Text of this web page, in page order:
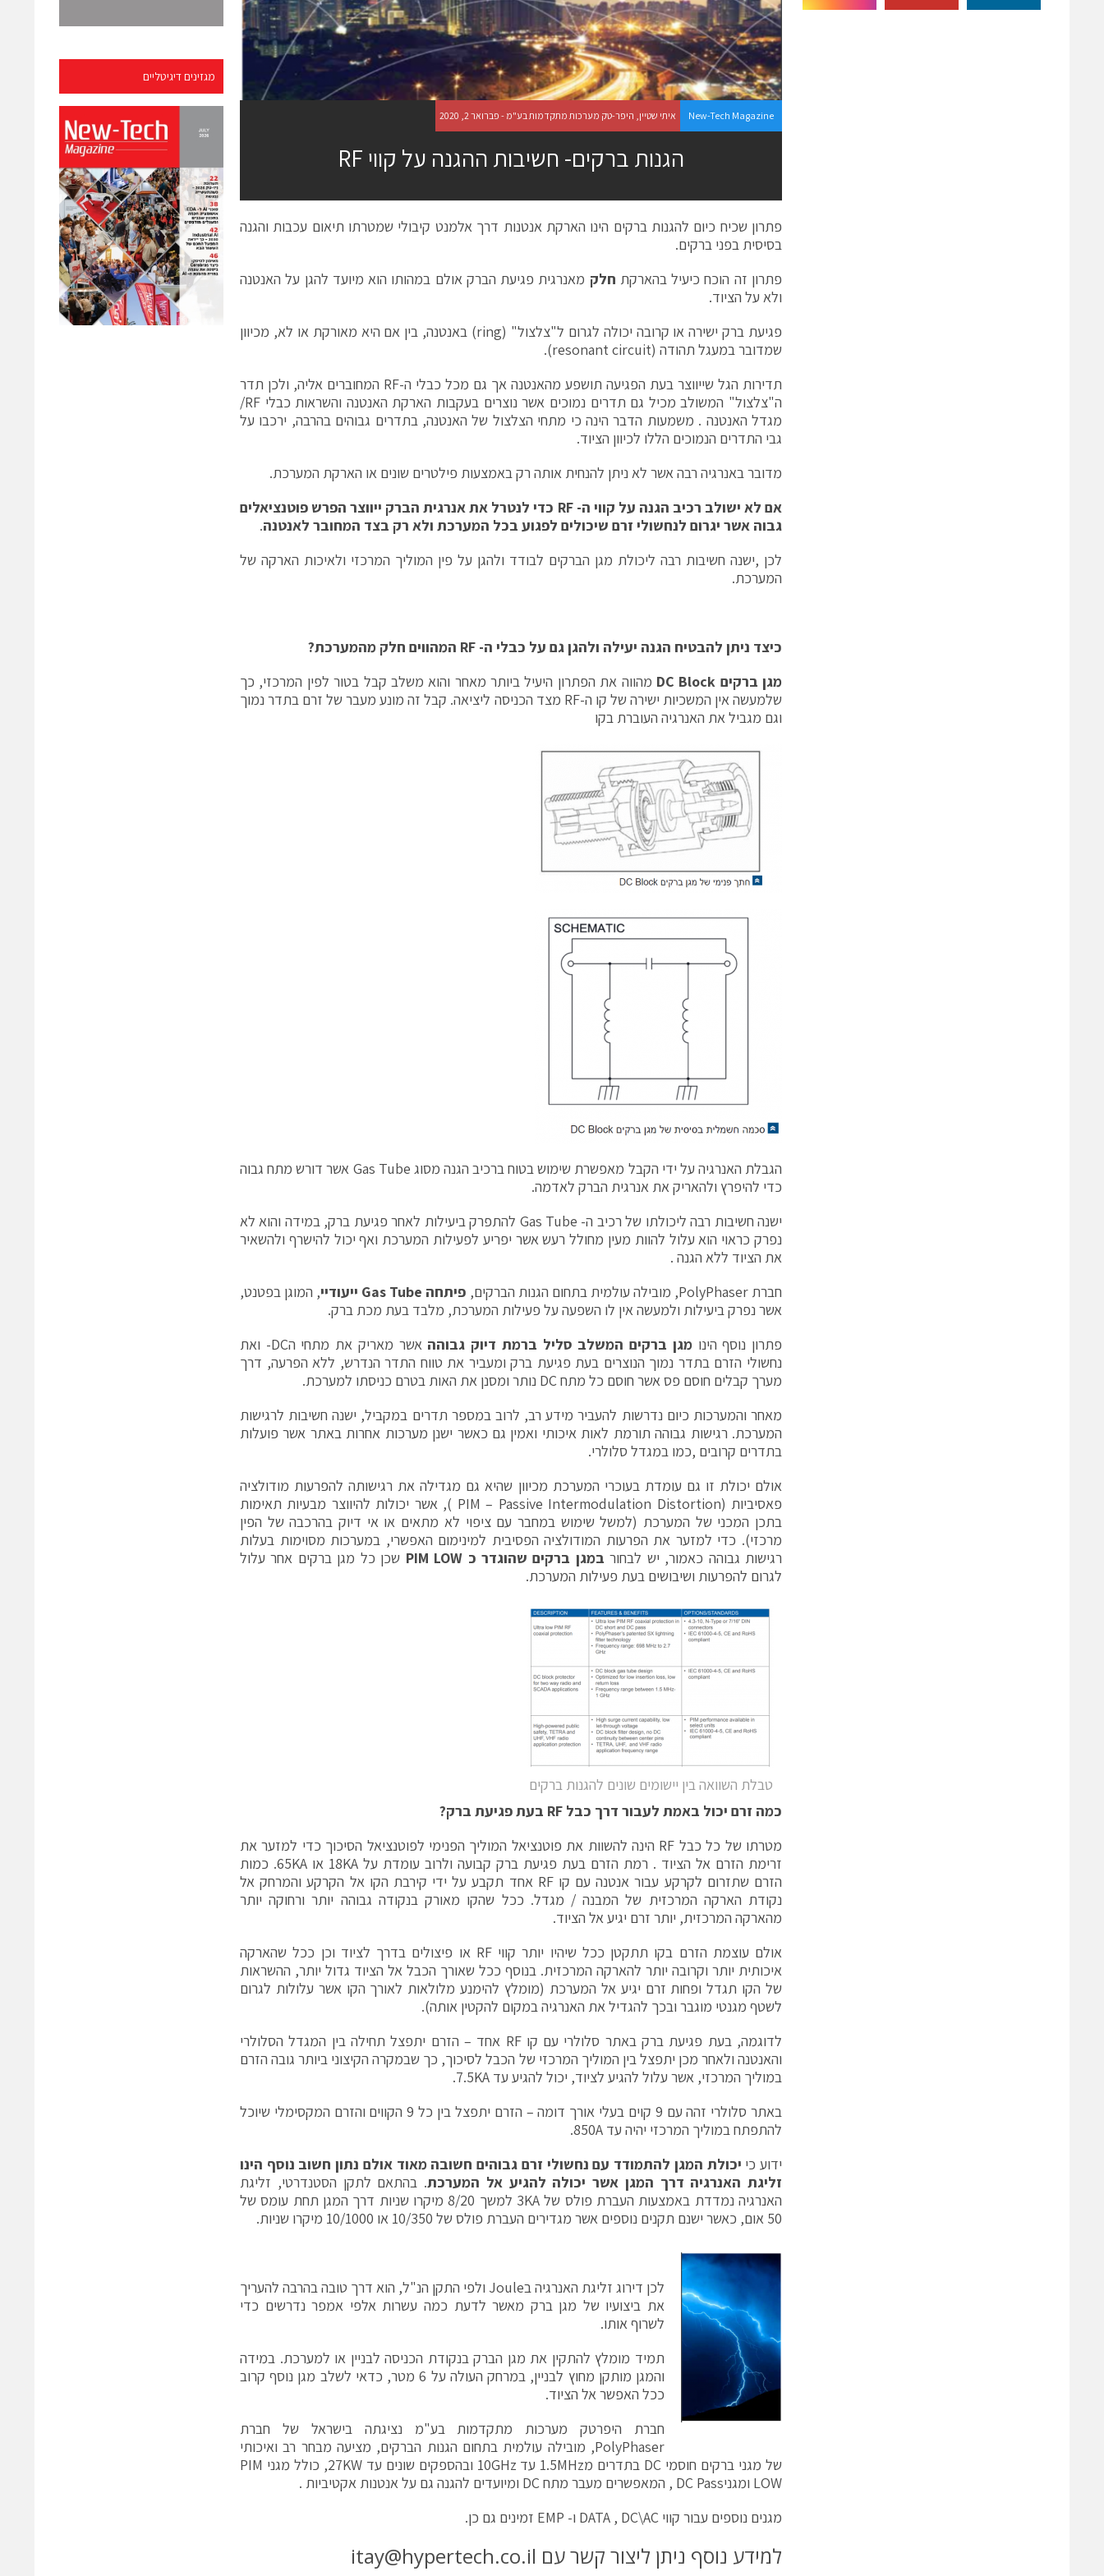
מגזינים דיגיטליים
New-Tech Magazine איתי שטיין, היפר-טק מערכות מתקדמות בע"מ - פברואר 2, 2020
הגנות ברקים- חשיבות ההגנה על קווי RF
פתרון שכיח כיום להגנות ברקים הינו הארקת אנטנות דרך אלמנט קיבולי שמטרתו תיאום עכבות והגנה
בסיסית בפני ברקים.
פתרון זה הוכח כיעיל בהארקת חלק מאנרגית פגיעת הברק אולם במהותו הוא מיועד להגן על האנטנה
ולא על הציוד.
פגיעת ברק ישירה או קרובה יכולה לגרום ל"צלצול" (ring) באנטנה, בין אם היא מאורקת או לא, מכיוון
שמדובר במעגל תהודה (resonant circuit).
תדירות הגל שייווצר בעת הפגיעה תושפע מהאנטנה אך גם מכל כבלי ה-RF המחוברים אליה, ולכן תדר
ה"צלצול" המשולב מכיל גם תדרים נמוכים אשר נוצרים בעקבות הארקת האנטנה והשראות כבלי RF/
מגדל האנטנה . משמעות הדבר הינה כי מתחי הצלצול של האנטנה, בתדרים גבוהים בהרבה, ירכבו על
גבי התדרים הנמוכים הללו לכיוון הציוד.
מדובר באנרגיה רבה אשר לא ניתן להנחית אותה רק באמצעות פילטרים שונים או הארקת המערכת.
אם לא ישולב רכיב הגנה על קווי ה-RF כדי לנטרל את אנרגית הברק ייווצר הפרש פוטנציאלים
גבוה אשר יגרום לנחשולי זרם שיכולים לפגוע בכל המערכת ולא רק בצד המחובר לאנטנה.
לכן ,ישנה חשיבות רבה ליכולת מגן הברקים לבודד ולהגן על פין המוליך המרכזי ולאיכות הארקה של
המערכת.
כיצד ניתן להבטיח הגנה יעילה ולהגן גם על כבלי ה- RF המהווים חלק מהמערכת?
מגן ברקים DC Block מהווה את הפתרון היעיל ביותר מאחר והוא משלב קבל בטור לפין המרכזי, כך
שלמעשה אין המשכיות ישירה של קו ה-RF מצד הכניסה ליציאה. קבל זה מונע מעבר של זרם בתדר נמוך
וגם מגביל את האנרגיה העוברת בקו
הגבלת האנרגיה על ידי הקבל מאפשרת שימוש בטוח ברכיב הגנה מסוג Gas Tube אשר דורש מתח גבוה
כדי להיפרץ ולהאריק את אנרגית הברק לאדמה.
ישנה חשיבות רבה ליכולתו של רכיב ה- Gas Tube להתפרק ביעילות לאחר פגיעת ברק, במידה והוא לא
נפרק כראוי הוא עלול להוות מעין מחולל רעש אשר יפריע לפעילות המערכת ואף יכול להישרף ולהשאיר
את הציוד ללא הגנה .
חברת PolyPhaser, מובילה עולמית בתחום הגנות הברקים,
פיתחה Gas Tube ייעודיי, המוגן בפטנט,
אשר נפרק ביעילות ולמעשה אין לו השפעה על פעילות המערכת, מלבד בעת מכת ברק.
פתרון נוסף הינומגן ברקים המשלב סליל ברמת דיוק גבוהה
אשר מאריק את מתחי הDC- ואת
נחשולי הזרם בתדר נמוך הנוצרים בעת פגיעת ברק ומעביר את טווח התדר הנדרש, ללא הפרעה, דרך
מערך קבלים חוסם פס אשר חוסם כל מתח DC נותר ומסנן את האות בטרם כניסתו למערכת.
מאחר והמערכות כיום נדרשות להעביר מידע רב, לרוב במספר תדרים במקביל, ישנה חשיבות לרגישות
המערכת. רגישות גבוהה תורמת לאות איכותי ואמין גם כאשר ישנן מערכות אחרות באתר אשר פועלות
בתדרים קרובים ,כמו במגדל סלולרי.
אולם יכולת זו גם עומדת בעוכרי המערכת מכיוון שהיא גם מגדילה את רגישותה להפרעות מודולציה
פאסיביות (PIM – Passive Intermodulation Distortion ), אשר יכולות להיווצר מבעיות תאימות
בתכן המכני של המערכת (למשל שימוש במחבר עם ציפוי לא מתאים או אי דיוק בהרכבה של הפין
מרכזי). כדי למזער את הפרעות המודולציה הפסיבית למינימום האפשרי, במערכות מסוימות בעלות
רגישות גבוהה כאמור, יש לבחור במגן ברקים שהוגדר כ PIM LOW
שכן כל מגן ברקים אחר עלול
לגרום להפרעות ושיבושים בעת פעילות המערכת.
טבלת השוואה בין יישומים שונים להגנות ברקים
כמה זרם יכול באמת לעבור דרך כבל RF בעת פגיעת ברק?
מטרתו של כל כבל RF הינה להשוות את פוטנציאל המוליך הפנימי לפוטנציאל הסיכוך כדי למזער את
זרימת הזרם אל הציוד . רמת הזרם בעת פגיעת ברק קבועה ולרוב עומדת על 18KA או 65KA. כמות
הזרם שתזרום לקרקע עבור אנטנה עם קו RF אחד תקבע על ידי קירבת הקו אל הקרקע והמרחק אל
נקודת הארקה המרכזית של המבנה / מגדל. ככל שהקו מאורק בנקודה גבוהה יותר ורחוקה יותר
מהארקה המרכזית, יותר זרם יגיע אל הציוד.
אולם עוצמת הזרם בקו תתקטן ככל שיהיו יותר קווי RF או פיצולים בדרך לציוד וכן ככל שהארקה
איכותית יותר וקרובה יותר להארקה המרכזית. בנוסף ככל שאורך הכבל אל הציוד גדול יותר, ההשראות
של הקו תגדל ופחות זרם יגיע אל המערכת (מומלץ להימנע מלולאות לאורך הקו אשר עלולות לגרום
לשטף מגנטי מוגבר ובכך להגדיל את האנרגיה במקום להקטין אותה).
לדוגמה, בעת פגיעת ברק באתר סלולרי עם קו RF אחד – הזרם יתפצל תחילה בין המגדל הסלולרי
והאנטנה ולאחר מכן יתפצל בין המוליך המרכזי של הכבל לסיכוך, כך שבמקרה הקיצוני ביותר גובה הזרם
במוליך המרכזי, אשר עלול להגיע לציוד, יכול להגיע עד 7.5KA.
באתר סלולרי זהה עם 9 קוים בעלי אורך דומה – הזרם יתפצל בין כל 9 הקווים והזרם המקסימלי שיוכל
להתפתח במוליך המרכזי יהיה עד 850A.
ידוע כי יכולת המגן להתמודד עם נחשולי זרם גבוהים חשובה מאוד אולם נתון חשוב נוסף הינו
זליגת האנרגיה דרך המגן אשר יכולה להגיע אל המערכת. בהתאם לתקן הסטנדרטי, זליגת
האנרגיה נמדדת באמצעות העברת פולס של 3KA למשך 8/20 מיקרו שניות דרך המגן תחת עומס של
50 אום, כאשר ישנם תקנים נוספים אשר מגדירים העברת פולס של 10/350 או 10/1000 מיקרו שניות.
לכן דירוג זליגת האנרגיה בJoule ולפי התקן הנ"ל, הוא דרך טובה בהרבה להעריך
את ביצועיו של מגן ברק מאשר לדעת כמה עשרות אלפי אמפר נדרשים כדי
לשרוף אותו.
תמיד מומלץ להתקין את מגן הברק בנקודת הכניסה לבניין או למערכת. במידה
והמגן מותקן מחוץ לבניין, במרחק העולה על 6 מטר, כדאי לשלב מגן נוסף קרוב
ככל האפשר אל הציוד.
חברת היפרטק מערכות מתקדמות בע"מ נציגתה בישראל של חברת
PolyPhaser, מובילה עולמית בתחום הגנות הברקים, מציעה מבחר רב ואיכותי
של מגני ברקים חוסמי DC בתדרים מ1.5MHz עד 10GHz ובהספקים שונים עד 27KW, כולל מגני PIM
LOW ומגניDC Pass , המאפשרים מעבר מתח DC ומיועדים להגנה גם על אנטנות אקטיביות .
מגנים נוספים עבור קווי DATA , DC\AC ו- EMP זמינים גם כן.
למידע נוסף ניתן ליצור קשר עם itay@hypertech.co.il